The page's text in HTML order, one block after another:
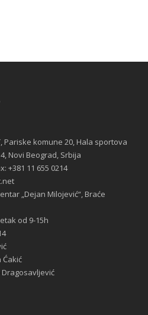
Pariske komune 20, Hala sportova
Novi Beograd, Srbija
+381 11 655 0214
„Dejan Milojević“, Braće
od 9-15h